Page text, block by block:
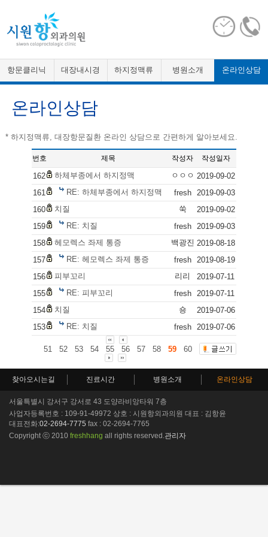
항문클리닉 대장내시경 하지정맥류 병원소개 온라인상담
온라인상담
* 하지정맥류, 대장항문질환 온라인 상담으로 간편하게 알아보세요.
번호 제목 작성자 작성일자
162 하체부종에서 하지정맥 ㅇㅇㅇ 2019-09-02
161
RE: 하체부종에서 하지정맥 fresh
2019-09-03
160
치질 쑥
2019-09-02
159
RE: 치질 fresh
2019-09-03
158
헤모렉스 좌제 통증 백광진 2019-08-18
157
RE: 헤모렉스 좌제 통증 fresh
2019-08-19
156
피부꼬리 리리
2019-07-11
155
RE: 피부꼬리 fresh
2019-07-11
154
치질 숑
2019-07-06
153
RE: 치질 fresh 2019-07-06
51 52 53 54 55 56 57 58 59 60
찾아오시는길 진료시간 병원소개 온라인상담
서울특별시 강서구 강서로 43 도양라비앙타워 7층
사업자등록번호 : 109-91-49972 상호 : 시원항외과의원 대표 : 김항윤
대표전화:02-2694-7775 fax : 02-2694-7765
Copyright ⓒ 2010 freshhang all rights reserved. 관리자